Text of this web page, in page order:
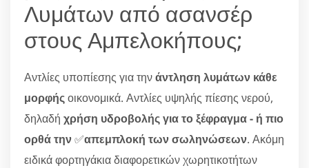
Λυμάτων από ασανσέρ
στους Αμπελοκήπους;
Αντλίες υποπίεσης για τηνάντληση λυμάτων κάθε
μορφήςοικονομικά. Αντλίες υψηλής πίεσης νερού,
δηλαδή χρήση υδροβολής για το ξέφραγμα - ή πιο
ορθά την✅απεμπλοκή των σωληνώσεων. Ακόμη
ειδικά φορτηγάκια διαφορετικών χωρητικοτήτων